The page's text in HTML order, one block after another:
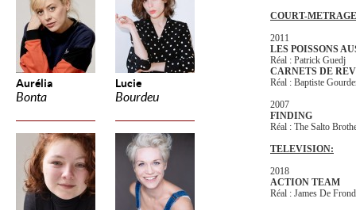
Aurélia
Bonta
Lucie
Bourdeu
COURT-
2011
LES POISSONS
Réal : Patrick Guedj
CARNETS DE
Réal : Baptiste
2007
FINDING
Réal : The Salto
TELEVISION:
2018
ACTION TEAM
Réal : James De Frond